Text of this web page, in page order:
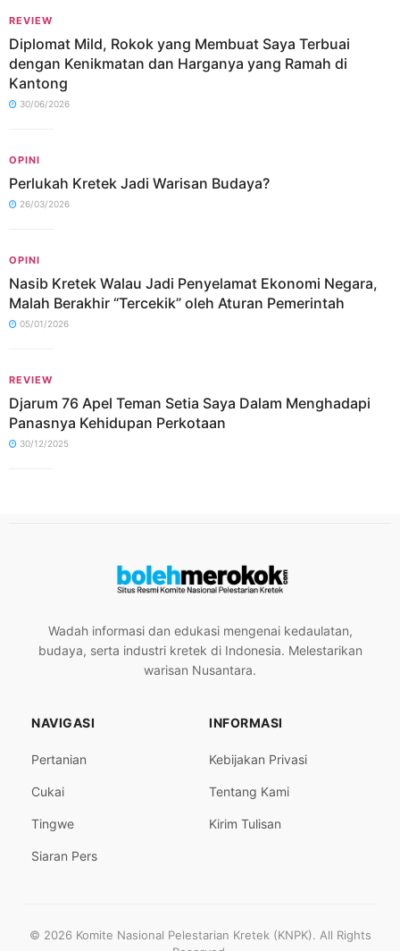
REVIEW
Diplomat Mild, Rokok yang Membuat Saya Terbuai
dengan Kenikmatan dan Harganya yang Ramah di
Kantong
30/06/2026
OPINI
Perlukah Kretek Jadi Warisan Budaya?
26/03/2026
OPINI
Nasib Kretek Walau Jadi Penyelamat Ekonomi Negara,
Malah Berakhir “Tercekik” oleh Aturan Pemerintah
05/01/2026
REVIEW
Djarum 76 Apel Teman Setia Saya Dalam Menghadapi
Panasnya Kehidupan Perkotaan
30/12/2025
Wadah informasi dan edukasi mengenai kedaulatan,
budaya, serta industri kretek di Indonesia. Melestarikan
warisan Nusantara.
NAVIGASI
Pertanian
Cukai
Tingwe
Siaran Pers
INFORMASI
Kebijakan Privasi
Tentang Kami
Kirim Tulisan
© 2026 Komite Nasional Pelestarian Kretek (KNPK). All Rights